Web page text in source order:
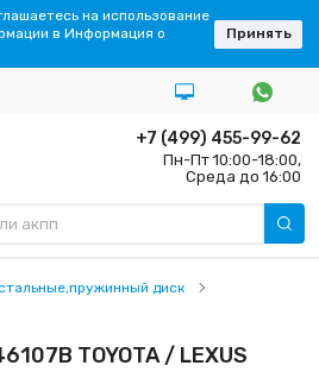
+7 (499) 455-99-62
Пн-Пт 10:00-18:00,
Среда до 16:00
диск
TOYOTA / LEXUS
на использование
в Информация о
Принять